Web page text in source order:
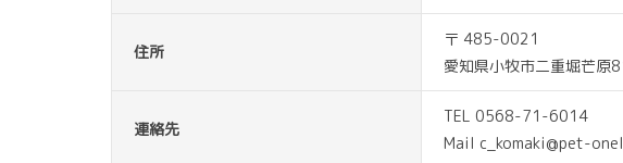
住所
〒 485-0021
愛知県小牧市二重堀芒
連絡先
TEL 0568-71-6014
Mail c_komaki@pet-